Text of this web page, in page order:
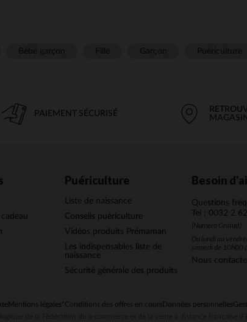
PAIEMENT SÉCURISÉ
Puériculture
Liste de naissance
Conseils puériculture
Vidéos produits Prémaman
Les indispensables liste de
naissance
Sécurité générale des produits
Besoin
Questions
Tel : 0032 2
(Numéro Gratuit)
Du lundi au
samedi de 10h00
Nous
Mentions légales *Conditions des offres en cours Données personnelles